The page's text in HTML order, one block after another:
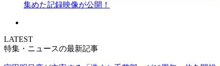
集めた記録映像が公開！
LATEST
特集・ニュースの最新記事